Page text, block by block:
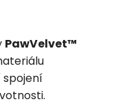
PawVelvet™